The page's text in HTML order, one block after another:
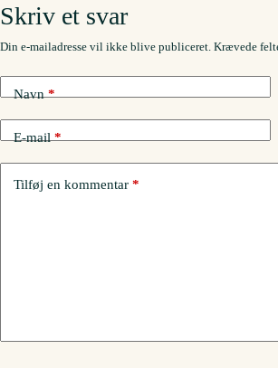
Skriv et svar
Din e-mailadresse vil ikke blive publiceret. Krævede
Navn*
E-mail*
Tilføj en kommentar *